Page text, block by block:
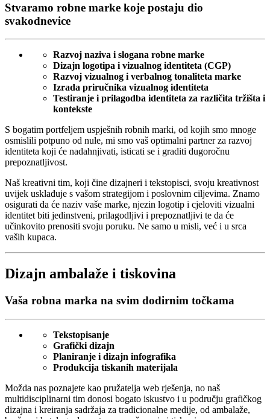
Stvaramo robne marke koje postaju dio
svakodnevice
Razvoj naziva i slogana robne marke
Dizajn logotipa i vizualnog identiteta (CGP)
Razvoj vizualnog i verbalnog tonaliteta marke
Izrada priručnika vizualnog identiteta
Testiranje i prilagodba identiteta za različita tržišta i
kontekste
S bogatim portfeljem uspješnih robnih marki, od kojih smo mnoge
osmislili potpuno od nule, mi smo vaš optimalni partner za razvoj
identiteta koji će nadahnjivati, isticati se i graditi dugoročnu
prepoznatljivost.
Naš kreativni tim, koji čine dizajneri i tekstopisci, svoju kreativnost
uvijek usklađuje s vašom strategijom i poslovnim ciljevima. Znamo
osigurati da će naziv vaše marke, njezin logotip i cjeloviti vizualni
identitet biti jedinstveni, prilagodljivi i prepoznatljivi te da će
učinkovito prenositi svoju poruku. Ne samo u misli, već i u srca
vaših kupaca.
Dizajn ambalaže i tiskovina
Vaša robna marka na svim dodirnim točkama
Tekstopisanje
Grafički dizajn
Planiranje i dizajn infografika
Produkcija tiskanih materijala
Možda nas poznajete kao pružatelja web rješenja, no naš
multidisciplinarni tim donosi bogato iskustvo i u području grafičkog
dizajna i kreiranja sadržaja za tradicionalne medije, od ambalaže,